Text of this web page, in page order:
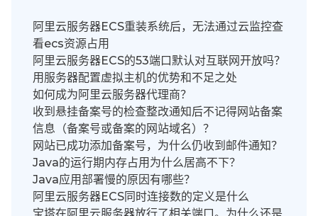
阿里云服务器ECS重装系统后，无法通过云监控查
看ecs资源占用
阿里云服务器ECS的53端口默认对互联网开放吗？
用服务器配置虚拟主机的优势和不足之处
如何成为阿里云服务器代理商？
收到悬挂备案号的检查整改通知后不记得网站备案
信息（备案号或备案的网站域名）？
网站已成功添加备案号，为什么仍收到邮件通知？
Java的运行期内存占用为什么居高不下？
Java应用部署慢的原因有哪些？
阿里云服务器ECS同时连接数的定义是什么